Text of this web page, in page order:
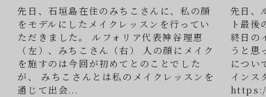
先日、石垣島在住のみちこさんに、私の顔
をモデルにしたメイクレッスンを行ってい
ただきました。 ルフォリア代表神谷理恵
（左）、みちこさん（右） 人の顔にメイク
を施すのは今回が初めてとのことでした
が、 みちこさんとは私のメイクレッスンを
通じて出会...
先日、
ト最後
終日の
うと思
につい
インス